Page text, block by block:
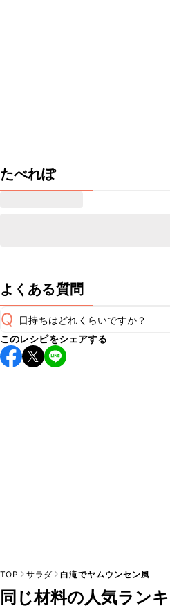
たべれぽ
よくある質問
Q 日持ちはどれくらいですか？
保存期間は冷蔵で当日中が目安で
し上がりください。
このレシピをシェアする
TOP サラダ 白滝でヤムウンセン風
同じ材料の人気ラン